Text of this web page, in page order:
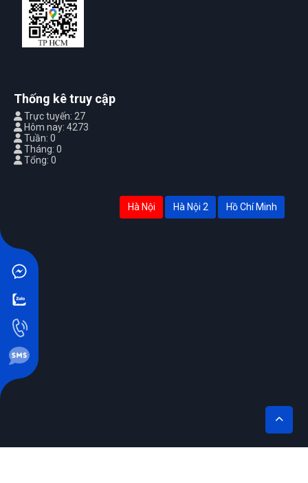
Thống kê truy cập
Trực tuyến: 27
Hôm nay: 4273
Tuần: 0
Tháng: 0
Tổng: 0
Hà Nội Hà Nội 2 Hồ Chí Minh